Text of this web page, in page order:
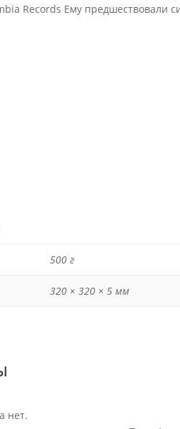
Records Ему предшествовали
500 г
320 × 320 × 5 мм
нет.